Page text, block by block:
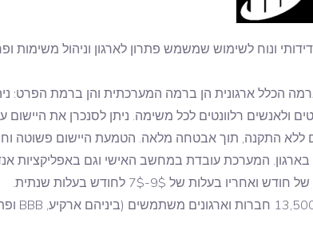
ונוח לשימוש שמשמש פתרון לארגון וניהול
הכלל ארגונית הן ברמה המערכתית והן ברמת הפרט:
ולאנשים רלוונטים לכל משימה. ניתן לסנכרן את היישום
ללא התקנה, תוך אבטחה מלאה. הטמעת היישום פשוטה
המערכת עובדת במחשב האישי וגם באפליקציות
בעלות של 9$-7$ לחודש בעלות שנתית.